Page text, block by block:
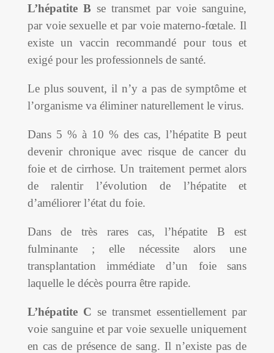
L’hépatite B se transmet par voie sanguine,
par voie sexuelle et par voie materno-fœtale. Il
existe un vaccin recommandé pour tous et
exigé pour les professionnels de santé.
Le plus souvent, il n’y a pas de symptôme et
l’organisme va éliminer naturellement le virus.
Dans 5 % à 10 % des cas, l’hépatite B peut
devenir chronique avec risque de cancer du
foie et de cirrhose. Un traitement permet alors
de ralentir l’évolution de l’hépatite et
d’améliorer l’état du foie.
Dans de très rares cas, l’hépatite B est
fulminante ; elle nécessite alors une
transplantation immédiate d’un foie sans
laquelle le décès pourra être rapide.
L’hépatite C se transmet essentiellement par
voie sanguine et par voie sexuelle uniquement
en cas de présence de sang. Il n’existe pas de